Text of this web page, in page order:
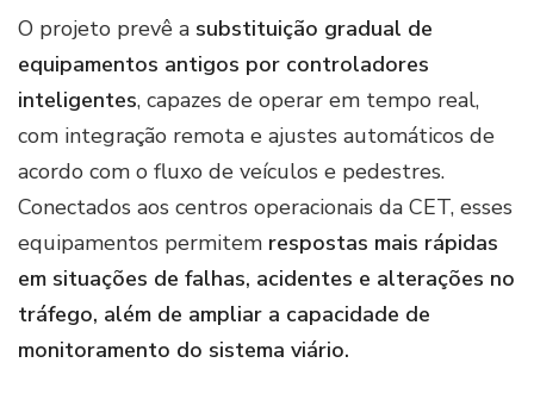
O projeto prevê a substituição gradual de
equipamentos antigos por controladores
inteligentes, capazes de operar em tempo real,
com integração remota e ajustes automáticos de
acordo com o fluxo de veículos e pedestres.
Conectados aos centros operacionais da CET, esses
equipamentos permitem respostas mais rápidas
em situações de falhas, acidentes e alterações no
tráfego, além de ampliar a capacidade de
monitoramento do sistema viário.